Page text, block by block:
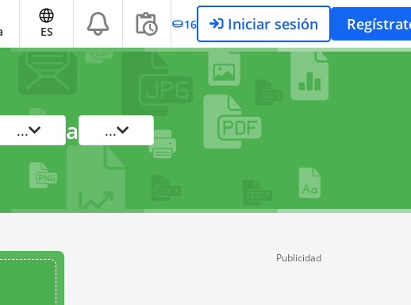
ES 16 Iniciar sesión
... a ...
Publicidad